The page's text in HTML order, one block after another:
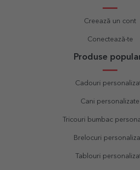
Creează un cont
Conectează-te
Produse
Cadouri
Cani personalizate
Tricouri bumbac
Brelocuri
Tablouri